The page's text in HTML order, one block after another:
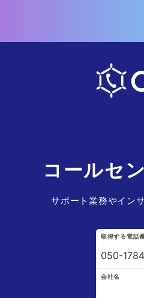
コールセ
サポート業務やイン
取得する電話
会社名